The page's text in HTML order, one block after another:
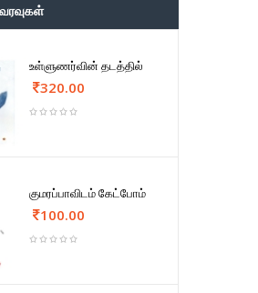
உள்ளுணர்வின் தடத்தில்
320.00
குமரப்பாவிடம் கேட்போம்
100.00